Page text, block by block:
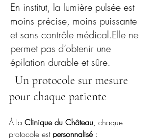
En institut, la lumière pulsée est
moins précise, moins puissante
et sans contrôle médical.Elle ne
permet pas d’obtenir une
épilation durable et sûre.
pour chaque patiente
À la Clinique du Château, chaque
protocole est personnalisé :